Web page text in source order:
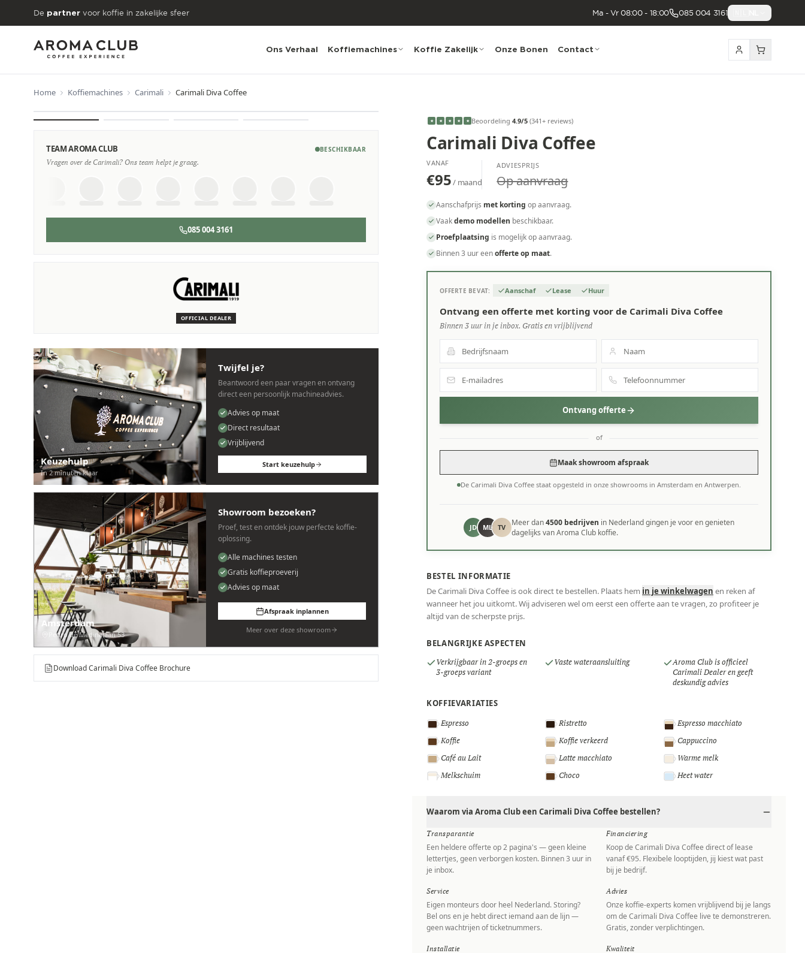
Skip to main content
De partner voor koffie in zakelijke sfeer Ma - Vr 08:00 - 18:00 085 004 3161
Ons Verhaal Koffiemachines Koffie Zakelijk Onze Bonen Contact
Home Koffiemachines Carimali Carimali Diva Coffee
TEAM AROMA CLUB BESCHIKBAAR
Vragen over de Carimali? Ons team helpt je graag.
085 004 3161
OFFICIAL DEALER
Keuzehulp
In 2 minuten klaar
Twijfel je?
Beantwoord een paar vragen en ontvang
direct een persoonlijk machineadvies.
Advies op maat
Direct resultaat
Vrijblijvend
Start keuzehulp
Amsterdam
Pedro de Medinalaan 53
Showroom bezoeken?
Proef, test en ontdek jouw perfecte koffie-
oplossing.
Alle machines testen
Gratis koffieproeverij
Advies op maat
Afspraak inplannen
Meer over deze showroom
Download Carimali Diva Coffee Brochure
★ ★ ★ ★ ★ Beoordeling 4.9/5 (341+ reviews)
Carimali Diva Coffee
VANAF
€95/ maand
ADVIESPRIJS
Op aanvraag
Aanschafprijs met korting op aanvraag.
Vaakdemo modellen beschikbaar.
Proefplaatsing is mogelijk op aanvraag.
Binnen 3 uur eenofferte op maat.
OFFERTE BEVAT: Aanschaf Lease Huur
Ontvang een offerte met korting voor de Carimali Diva Coffee
Binnen 3 uur in je inbox. Gratis en vrijblijvend
Ontvang offerte
of
Maak showroom afspraak
De Carimali Diva Coffee staat opgesteld in onze showrooms in Amsterdam en Antwerpen.
JD ML TV Meer dan4500 bedrijven in Nederland gingen je voor en genieten
dagelijks van Aroma Club koffie.
BESTEL INFORMATIE
De Carimali Diva Coffee is ook direct te bestellen. Plaats hem in je winkelwagen en reken af
wanneer het jou uitkomt. Wij adviseren wel om eerst een offerte aan te vragen, zo profiteer je
altijd van de scherpste prijs.
BELANGRIJKE ASPECTEN
Verkrijgbaar in 2-groeps en
3-groeps variant
Vaste wateraansluiting
Aroma Club is officieel
Carimali Dealer en geeft
deskundig advies
KOFFIEVARIATIES
Espresso
Ristretto
Espresso macchiato
Koffie
Koffie verkeerd
Cappuccino
Café au Lait
Latte macchiato
Warme melk
Melkschuim
Choco Heet water
Waarom via Aroma Club een Carimali Diva Coffee bestellen?
Transparantie
Een heldere offerte op 2 pagina's — geen kleine
lettertjes, geen verborgen kosten. Binnen 3 uur in
je inbox.
Financiering
Koop de Carimali Diva Coffee direct of lease
vanaf €95. Flexibele looptijden, jij kiest wat past
bij je bedrijf.
Service
Eigen monteurs door heel Nederland. Storing?
Bel ons en je hebt direct iemand aan de lijn —
geen wachtrijen of ticketnummers.
Advies
Onze koffie-experts komen vrijblijvend bij je langs
om de Carimali Diva Coffee live te demonstreren.
Gratis, zonder verplichtingen.
Installatie Kwaliteit